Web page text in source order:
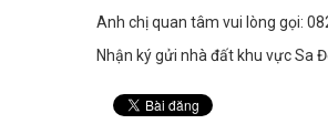
Anh chị quan tâm vui lòng gọi:
Nhận ký gửi nhà đất khu vực Sa